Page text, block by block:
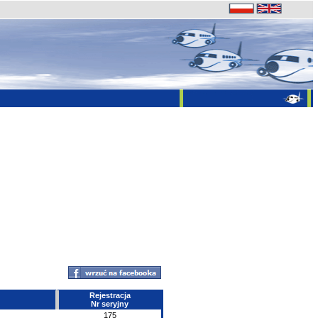
Rejestracja
Nr seryjny
175